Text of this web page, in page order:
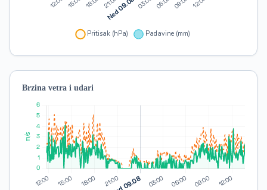
Brzina vetra i udari